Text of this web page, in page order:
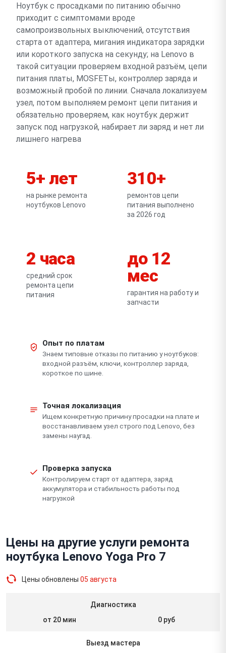
Ноутбук с просадками по питанию обычно
приходит с симптомами вроде
самопроизвольных выключений, отсутствия
старта от адаптера, мигания индикатора зарядки
или короткого запуска на секунду; на Lenovo в
такой ситуации проверяем входной разъём, цепи
питания платы, MOSFETы, контроллер заряда и
возможный пробой по линии. Сначала локализуем
узел, потом выполняем ремонт цепи питания и
обязательно проверяем, как ноутбук держит
запуск под нагрузкой, набирает ли заряд и нет ли
лишнего нагрева
5+ лет
на рынке ремонта
ноутбуков Lenovo
310+
ремонтов цепи
питания выполнено
за 2026 год
2 часа
средний срок
ремонта цепи
питания
до 12
мес
гарантия на работу и
запчасти
Опыт по платам
Знаем типовые отказы по питанию у ноутбуков:
входной разъём, ключи, контроллер заряда,
короткое по шине.
Точная локализация
Ищем конкретную причину просадки на плате и
восстанавливаем узел строго под Lenovo, без
замены наугад.
Проверка запуска
Контролируем старт от адаптера, заряд
аккумулятора и стабильность работы под
нагрузкой
Цены на другие услуги ремонта
ноутбука Lenovo Yoga Pro 7
Цены обновлены 05 августа
Диагностика
от 20 мин
0 руб
Выезд мастера